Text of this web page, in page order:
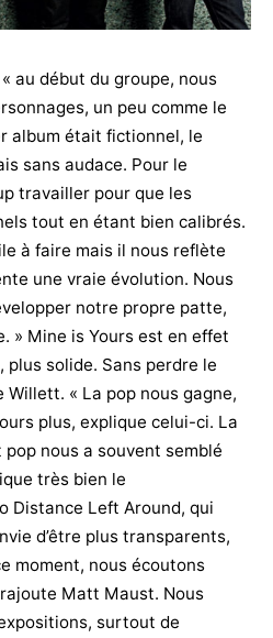
au début du groupe, nous
un peu comme le
album était fictionnel, le
sans audace. Pour le
travailler pour que les
tout en étant bien calibrés.
à faire mais il nous reflète
une vraie évolution. Nous
notre propre patte,
» Mine is Yours est en effet
plus solide. Sans perdre le
« La pop nous gagne,
plus, explique celui-ci. La
nous a souvent semblé
très bien le
Distance Left Around, qui
d’être plus transparents,
moment, nous écoutons
Matt Maust. Nous
surtout de